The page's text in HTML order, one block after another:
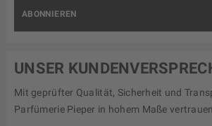
ABONNIEREN
UNSER
Mit geprüfter Qualität, Sicherheit und
Parfümerie Pieper in hohem Maße